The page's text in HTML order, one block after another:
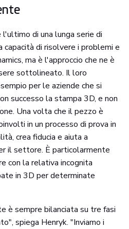
di una lunga serie di
di risolvere i problemi e
ma è l'approccio che ne è
sottolineato. Il loro
per le aziende che si
successo la stampa 3D, e non
Una volta che il pezzo è
in un processo di prova in
crea fiducia e aiuta a
il settore. È particolarmente
con la relativa incognita
in 3D per determinate
è sempre bilanciata su tre fasi
spiega Henryk. "Inviamo i